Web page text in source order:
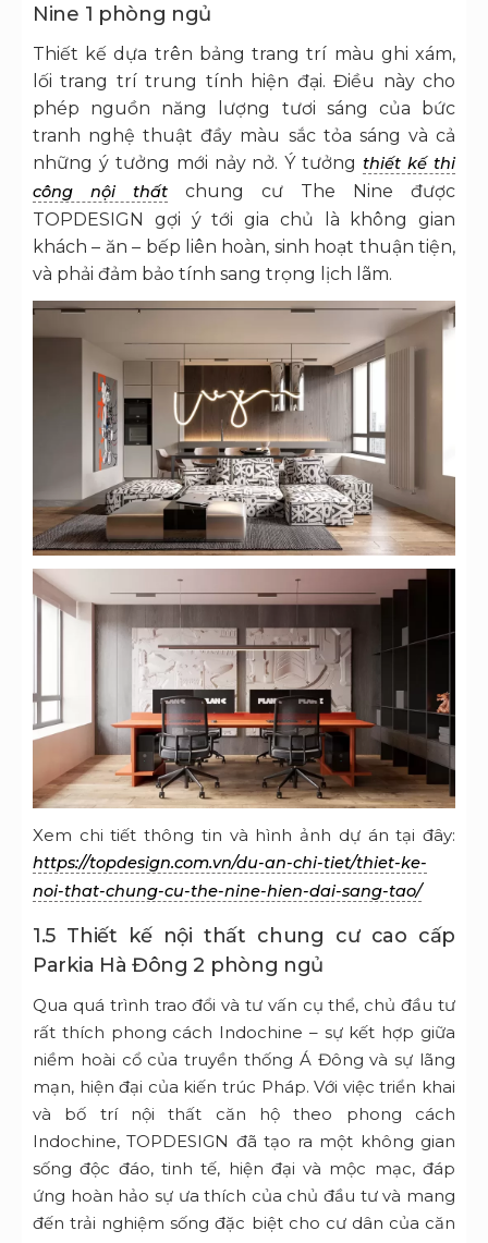
Nine 1 phòng ngủ
Thiết kế dựa trên bảng trang trí màu ghi xám,
lối trang trí trung tính hiện đại. Điều này cho
phép nguồn năng lượng tươi sáng của bức
tranh nghệ thuật đầy màu sắc tỏa sáng và cả
những ý tưởng mới nảy nở. Ý tưởngthiết kế thi
công nội thất chung cư The Nine được
TOPDESIGN gợi ý tới gia chủ là không gian
khách – ăn – bếp liên hoàn, sinh hoạt thuận tiện,
và phải đảm bảo tính sang trọng lịch lãm.
Xem chi tiết thông tin và hình ảnh dự án tại đây:
https://topdesign.com.vn/du-an-chi-tiet/thiet-ke-
noi-that-chung-cu-the-nine-hien-dai-sang-tao/
1.5 Thiết kế nội thất chung cư cao cấp
Parkia Hà Đông 2 phòng ngủ
Qua quá trình trao đổi và tư vấn cụ thể, chủ đầu tư
rất thích phong cách Indochine – sự kết hợp giữa
niềm hoài cổ của truyền thống Á Đông và sự lãng
mạn, hiện đại của kiến trúc Pháp. Với việc triển khai
và bố trí nội thất căn hộ theo phong cách
Indochine, TOPDESIGN đã tạo ra một không gian
sống độc đáo, tinh tế, hiện đại và mộc mạc, đáp
ứng hoàn hảo sự ưa thích của chủ đầu tư và mang
đến trải nghiệm sống đặc biệt cho cư dân của căn